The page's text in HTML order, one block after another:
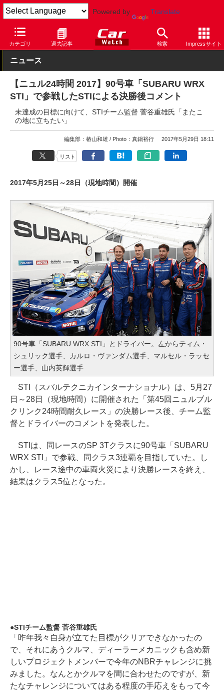
Powered by Translate
カテゴリ 過去記事 検索 Impressサイト
Car Watch モータースポーツ
ニュース
【ニュル24時間 2017】90号車「SUBARU WRX
STI」で参戦したSTIによる決勝後コメント
未達成の目標に向けて、STIチーム監督 菅谷重雄氏「またこ
の地に立ちたい」
編集部：椿山和雄 Photo：真鍋裕行 2017年5月29日 18:11
リスト
2017年5月25日～28日（現地時間）開催
90号車「SUBARU WRX STI」とドライバー。左からティム・
シュリック選手、カルロ・ヴァンダム選手、マルセル・ラッセ
ー選手、山内英輝選手
STI（スバルテクニカインターナショナル）は、5月27
日～28日（現地時間）に開催された「第45回ニュルブル
クリンク24時間耐久レース」の決勝レース後、チーム監
督とドライバーのコメントを発表した。
STIは、同レースのSP 3Tクラスに90号車「SUBARU
WRX STI」で参戦、同クラス3連覇を目指していた。し
かし、レース途中の車両火災により決勝レースを終え、
結果はクラス5位となった。
STIチーム監督 菅谷重雄氏
「昨年我々自身が立てた目標がクリアできなかったの
で、それにあうクルマ、ディーラーメカニックも含め新
しいプロジェクトメンバーで今年のNBRチャレンジに挑
みました。なんとかクルマを間に合わせたのですが、新
たなチャレンジについてはある程度の手応えをもって今